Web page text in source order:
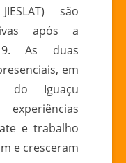
são
após a
As duas
em
do Iguaçu
experiências
e trabalho
e cresceram